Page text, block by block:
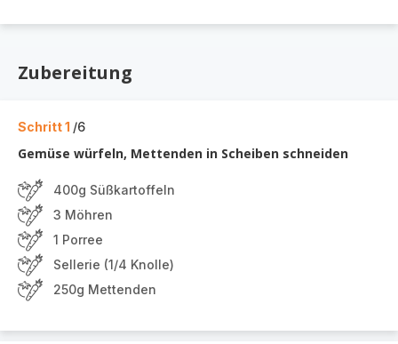
Zubereitung
Schritt 1 /6
Gemüse würfeln, Mettenden in Scheiben schneiden
400g Süßkartoffeln
3 Möhren
1 Porree
Sellerie (1/4 Knolle)
250g Mettenden